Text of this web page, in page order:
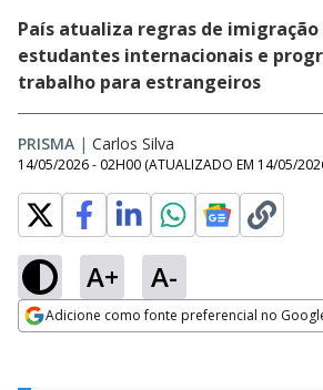
País atualiza regras de imigração
estudantes internacionais e
trabalho para estrangeiros
PRISMA | Carlos Silva
14/05/2026 - 02H00 (ATUALIZADO EM 14/05/
A+ A-
Adicione como fonte preferencial no